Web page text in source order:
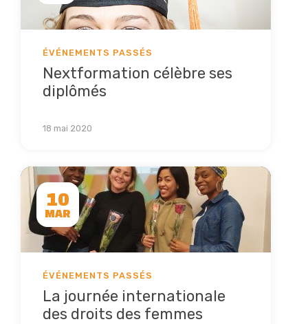
ÉVÉNEMENTS PASSÉS
Nextformation célèbre ses
diplômés
18 mai 2020
Lire la suite
10
MAR
ÉVÉNEMENTS PASSÉS
La journée internationale
des droits des femmes